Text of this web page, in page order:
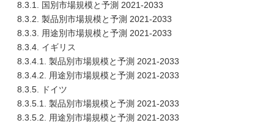
8.3.1. 国別市場規模と予測 2021-2033
8.3.2. 製品別市場規模と予測 2021-2033
8.3.3. 用途別市場規模と予測 2021-2033
8.3.4. イギリス
8.3.4.1. 製品別市場規模と予測 2021-2033
8.3.4.2. 用途別市場規模と予測 2021-2033
8.3.5. ドイツ
8.3.5.1. 製品別市場規模と予測 2021-2033
8.3.5.2. 用途別市場規模と予測 2021-2033